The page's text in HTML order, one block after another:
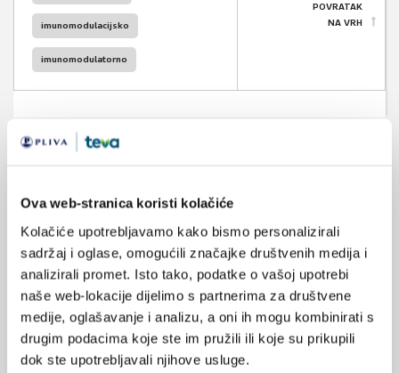
Ova web-stranica koristi kolačiće
Kolačiće upotrebljavamo kako bismo personalizirali
sadržaj i oglase, omogućili značajke društvenih medija i
analizirali promet. Isto tako, podatke o vašoj upotrebi
naše web-lokacije dijelimo s partnerima za društvene
medije, oglašavanje i analizu, a oni ih mogu kombinirati s
drugim podacima koje ste im pružili ili koje su prikupili
dok ste upotrebljavali njihove usluge.
imunomodulacijsko
imunomodulatorno
POVRATAK
NA VRH
Ima li anestetik sevofluran protuupalni učinak?
02.10.2014.
ANCA vaskulitisi
10.09.2014.
Simpozij: Holistički pristup liječenju sepse